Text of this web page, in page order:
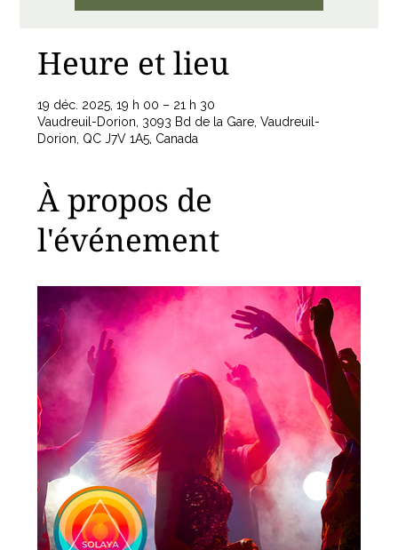
Heure et lieu
19 déc. 2025, 19 h 00 – 21 h 30
Vaudreuil-Dorion, 3093 Bd de la Gare, Vaudreuil-
Dorion, QC J7V 1A5, Canada
À propos de
l'événement